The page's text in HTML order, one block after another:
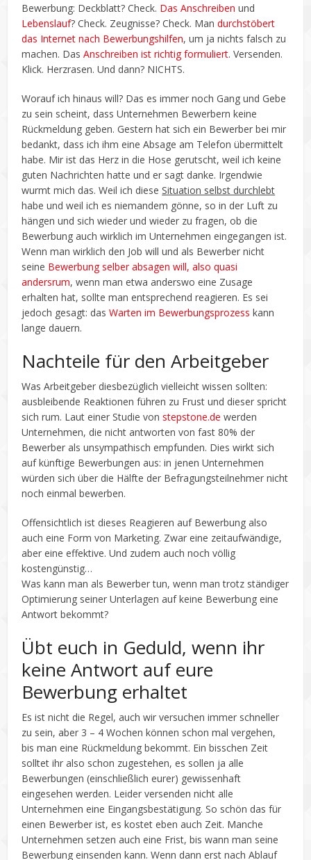
Bewerbung: Deckblatt? Check. Das Anschreiben und
Lebenslauf? Check. Zeugnisse? Check. Mandurchstöbert
das Internet nach Bewerbungshilfen, um ja nichts falsch zu
machen. DasAnschreiben ist richtig formuliert. Versenden.
Klick. Herzrasen. Und dann? NICHTS.
Worauf ich hinaus will? Das es immer noch Gang und Gebe
zu sein scheint, dass Unternehmen Bewerbern keine
Rückmeldung geben. Gestern hat sich ein Bewerber bei mir
bedankt, dass ich ihm eine Absage am Telefon übermittelt
habe. Mir ist das Herz in die Hose gerutscht, weil ich keine
guten Nachrichten hatte und er sagt danke. Irgendwie
wurmt mich das. Weil ich dieseSituation selbst durchlebt
habe und weil ich es niemandem gönne, so in der Luft zu
hängen und sich wieder und wieder zu fragen, ob die
Bewerbung auch wirklich im Unternehmen eingegangen ist.
Wenn man wirklich den Job will und als Bewerber nicht
seine Bewerbung selber absagen will, also quasi
andersrum, wenn man etwa anderswo eine Zusage
erhalten hat, sollte man entsprechend reagieren. Es sei
jedoch gesagt: dasWarten im Bewerbungsprozess kann
lange dauern.
Nachteile für den Arbeitgeber
Was Arbeitgeber diesbezüglich vielleicht wissen sollten:
ausbleibende Reaktionen führen zu Frust und dieser spricht
sich rum. Laut einer Studie von stepstone.de werden
Unternehmen, die nicht antworten von fast 80% der
Bewerber als unsympathisch empfunden. Dies wirkt sich
auf künftige Bewerbungen aus: in jenen Unternehmen
würden sich über die Hälfte der Befragungsteilnehmer nicht
noch einmal bewerben.
Offensichtlich ist dieses Reagieren auf Bewerbung also
auch eine Form von Marketing. Zwar eine zeitaufwändige,
aber eine effektive. Und zudem auch noch völlig
kostengünstig…
Was kann man als Bewerber tun, wenn man trotz ständiger
Optimierung seiner Unterlagen auf keine Bewerbung eine
Antwort bekommt?
Übt euch in Geduld, wenn ihr
keine Antwort auf eure
Bewerbung erhaltet
Es ist nicht die Regel, auch wir versuchen immer schneller
zu sein, aber 3 – 4 Wochen können schon mal vergehen,
bis man eine Rückmeldung bekommt. Ein bisschen Zeit
solltet ihr also schon zugestehen, es sollen ja alle
Bewerbungen (einschließlich eurer) gewissenhaft
eingesehen werden. Leider versenden nicht alle
Unternehmen eine Eingangsbestätigung. So schön das für
einen Bewerber ist, es kostet eben auch Zeit. Manche
Unternehmen setzen auch eine Frist, bis wann man seine
Bewerbung einsenden kann. Wenn dann erst nach Ablauf